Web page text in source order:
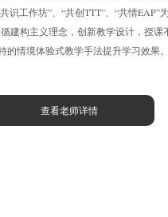
识工作坊”、“共创TTT”、“共情EAP”
建构主义理念，创新教学设计，授课
的情境体验式教学手法提升学习效果。
查看老师详情